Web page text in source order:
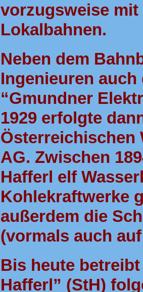
vorzugsweise
Lokalbahnen.
Neben dem
Ingenieuren
“Gmundner
1929 erfolgte
Österreichischen
AG. Zwischen
Hafferl elf
Kohlekraftwerke
außerdem die
(vormals auch
Bis heute
Hafferl” (StH)